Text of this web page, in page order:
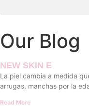
Our Blog
NEW SKIN E
La piel cambia a medida
arrugas, manchas por la
Read More